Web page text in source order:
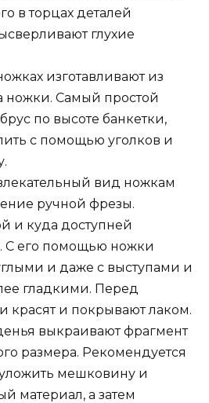
в торцах деталей
глухие
изготавливают из
ножки. Самый простой
по высоте банкетки,
с помощью уголков и
вид ножкам
ручной фрезы.
и куда доступней
С его помощью ножки
и даже с выступами и
гладкими. Перед
красят и покрывают лаком.
выкраивают фрагмент
размера. Рекомендуется
мешковину и
материал, а затем